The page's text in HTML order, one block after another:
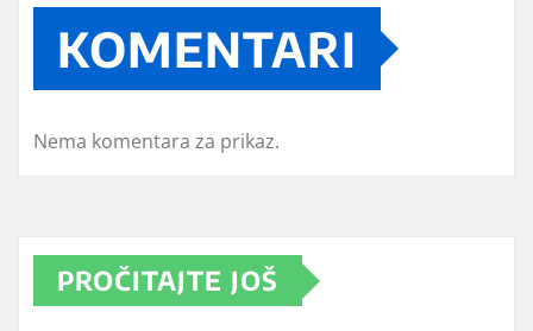
KOMENTARI
Nema komentara za prikaz.
PROČITAJTE JOŠ